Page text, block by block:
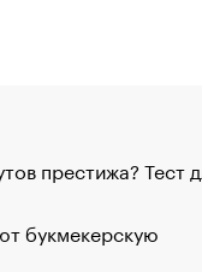
престижа? Тест
букмекерскую